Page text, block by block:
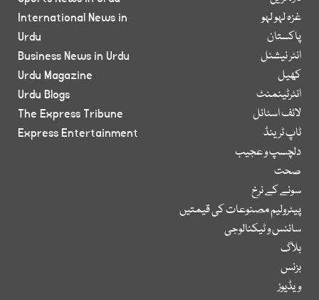
غزہ لہو لہو
پاکستان
انٹر نیشنل
کھیل
انٹرٹینمنٹ
لائف اسٹائل
ٹاپ ٹرینڈ
دلچسپ و عجیب
صحت
سونے کے نرخ
پیٹرولیم مصنوعات کی قیمتیں
سائنس و ٹیکنالوجی
بلاگ
بزنس
ویڈیوز
International News in
Urdu
Business News in Urdu
Urdu Magazine
Urdu Blogs
The Express Tribune
Express Entertainment